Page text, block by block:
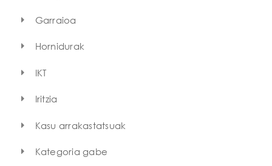
Garraioa
Hornidurak
IKT
Iritzia
Kasu arrakastatsuak
Kategoria gabe